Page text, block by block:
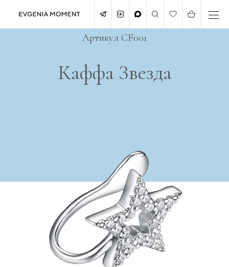
Каффа Звезда
Артикул CF001